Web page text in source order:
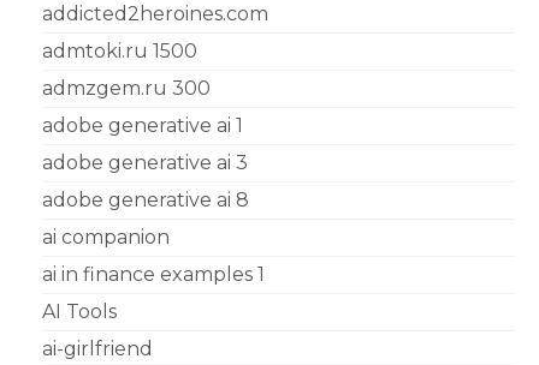
addicted2heroines.com
admtoki.ru 1500
admzgem.ru 300
adobe generative ai 1
adobe generative ai 3
adobe generative ai 8
ai companion
ai in finance examples 1
AI Tools
ai-girlfriend